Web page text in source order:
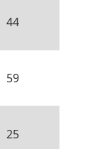
44
59
25